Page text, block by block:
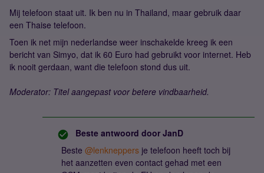
Mij telefoon staat uit. Ik ben nu in Thailand, maar gebruik daar
een Thaise telefoon.
Toen ik net mijn nederlandse weer inschakelde kreeg ik een
bericht van Simyo, dat ik 60 Euro had gebruikt voor internet. Heb
ik nooit gerdaan, want die telefoon stond dus uit.
Moderator: Titel aangepast voor betere vindbaarheid.
Beste antwoord door JanD
Beste ​ @lenkneppers je telefoon heeft toch bij
het aanzetten even contact gehad met een